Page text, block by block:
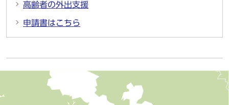
高齢者の外出支援
申請書はこちら